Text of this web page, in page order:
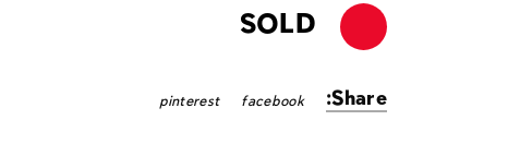
SOLD
Share:
facebook
pinterest